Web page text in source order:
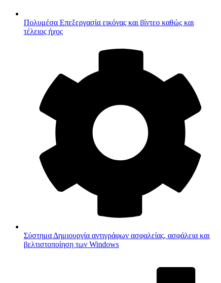
Πολυμέσα Επεξεργασία εικόνας και βίντεο καθώς και
τέλειος ήχος
Σύστημα Δημιουργία αντιγράφων ασφαλείας, ασφάλεια και
βελτιστοποίηση των Windows